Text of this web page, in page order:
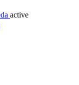
active